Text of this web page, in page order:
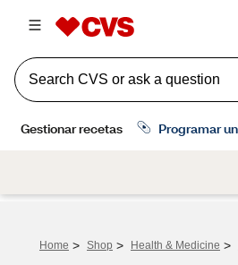
Home > Shop > Health & Medicine >